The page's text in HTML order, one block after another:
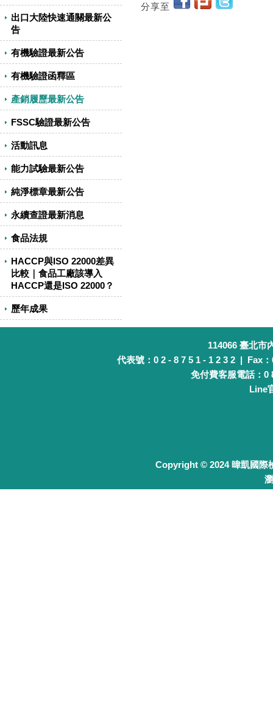
出口大陸快速通關最新公
告
有機驗證最新公告
有機驗證函釋區
產銷履歷最新公告
FSSC驗證最新公告
活動訊息
能力試驗最新公告
純淨標章最新公告
永續查證最新消息
食品法規
HACCP與ISO 22000差異
比較｜食品工廠該導入
HACCP還是ISO 22000？
歷年成果
分享至
114066 臺北市
代表號：0 2 - 8 7 5 1 - 1 2 3 2 | Fax
免付費客服電話：0
Line
Copyright © 2024 暐凱國際